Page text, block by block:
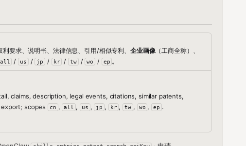
利要求、说明书、法律信息、引用/相似专利、企业画像 （工商全称）、
all / us / jp / kr / tw / wo / ep 。
claims, description, legal events, citations, similar patents,
scopes cn , all , us , jp , kr , tw , wo , ep .